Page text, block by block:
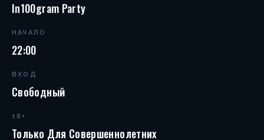
In100gram Party
НАЧАЛО
22:00
ВХОД
Свободный
18+
Только Для Совершеннолетних